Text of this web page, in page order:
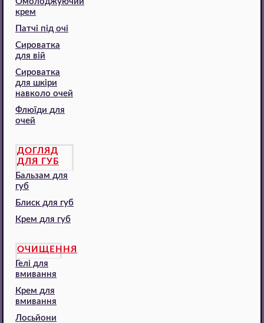
крем
Патчі під очі
Сироватка
для вій
Сироватка
для шкіри
навколо очей
Флюїди для
очей
ДОГЛЯД
ДЛЯ ГУБ
Бальзам для
губ
Блиск для губ
Крем для губ
ОЧИЩЕННЯ
Гелі для
вмивання
Крем для
вмивання
Лосьйони